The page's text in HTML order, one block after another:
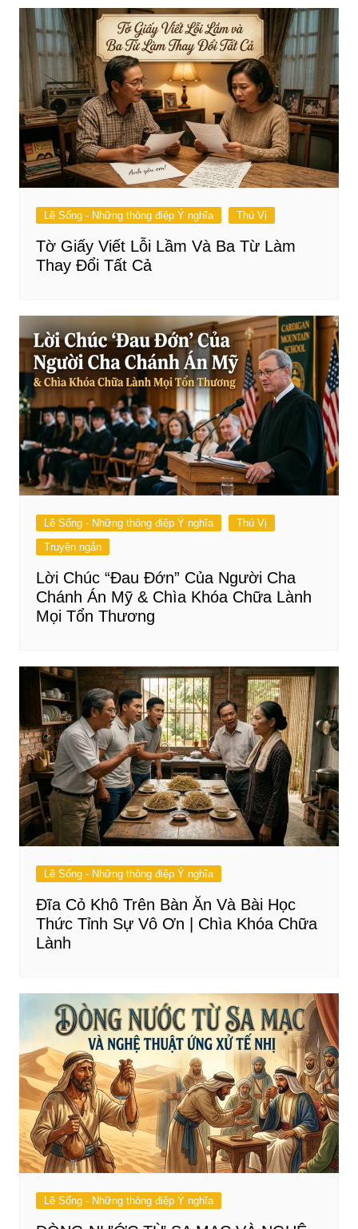
Lẽ Sống - Những thông điệp Ý nghĩa Thú Vị
Tờ Giấy Viết Lỗi Lầm Và Ba Từ Làm
Thay Đổi Tất Cả
Lẽ Sống - Những thông điệp Ý nghĩa
Thú Vị
Truyện ngắn
Lời Chúc “Đau Đớn” Của Người Cha
Chánh Án Mỹ & Chìa Khóa Chữa Lành
Mọi Tổn Thương
Lẽ Sống - Những thông điệp Ý nghĩa
Đĩa Cỏ Khô Trên Bàn Ăn Và Bài Học
Thức Tỉnh Sự Vô Ơn | Chìa Khóa Chữa
Lành
Lẽ Sống - Những thông điệp Ý nghĩa